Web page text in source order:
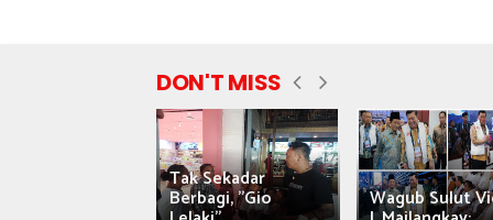
DON'T MISS
Tak Sekadar
Berbagi, "Gio Wagub Sulut